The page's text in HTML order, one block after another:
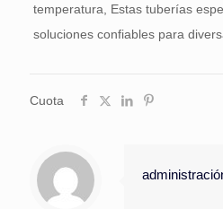
temperatura, Estas tuberías
soluciones confiables para
Cuota